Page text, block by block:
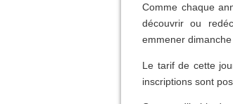
Comme chaque
découvrir ou
emmener
Le tarif de cette
inscriptions sont